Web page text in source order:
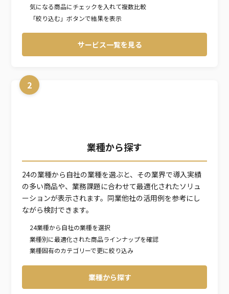
気になる商品にチェックを入れて複数比較
「絞り込む」ボタンで結果を表示
サービス一覧を見る
2
業種から探す
24の業種から自社の業種を選ぶと、その業界で導入実績
の多い商品や、業務課題に合わせて最適化されたソリュ
ーションが表示されます。同業他社の活用例を参考にし
ながら検討できます。
24業種から自社の業種を選択
業種別に最適化された商品ラインナップを確認
業種固有のカテゴリーで更に絞り込み
業種から探す